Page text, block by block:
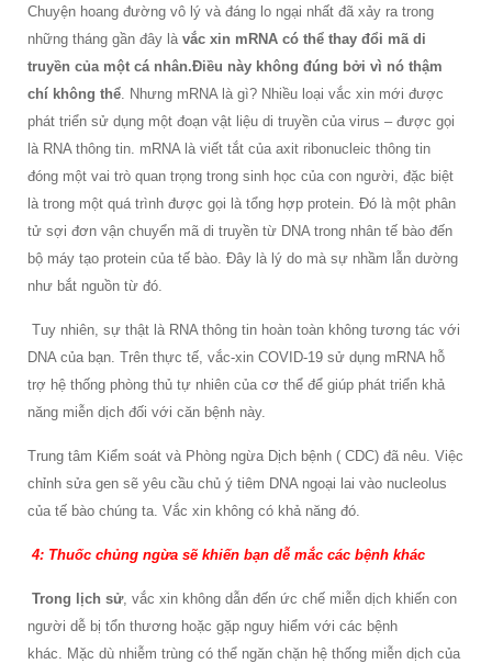
Chuyện hoang đường vô lý và đáng lo ngại nhất đã xảy ra trong
những tháng gần đây là vắc xin mRNA có thể thay đổi mã di
truyền của một cá nhân.Điều này không đúng bởi vì nó thậm
chí không thể . Nhưng mRNA là gì? Nhiều loại vắc xin mới được
phát triển sử dụng một đoạn vật liệu di truyền của virus – được gọi
là RNA thông tin. mRNA là viết tắt của axit ribonucleic thông tin
đóng một vai trò quan trọng trong sinh học của con người, đặc biệt
là trong một quá trình được gọi là tổng hợp protein. Đó là một phân
tử sợi đơn vận chuyển mã di truyền từ DNA trong nhân tế bào đến
bộ máy tạo protein của tế bào. Đây là lý do mà sự nhầm lẫn dường
như bắt nguồn từ đó.
Tuy nhiên, sự thật là RNA thông tin hoàn toàn không tương tác với
DNA của bạn. Trên thực tế, vắc-xin COVID-19 sử dụng mRNA hỗ
trợ hệ thống phòng thủ tự nhiên của cơ thể để giúp phát triển khả
năng miễn dịch đối với căn bệnh này.
Trung tâm Kiểm soát và Phòng ngừa Dịch bệnh ( CDC) đã nêu. Việc
chỉnh sửa gen sẽ yêu cầu chủ ý tiêm DNA ngoại lai vào nucleolus
của tế bào chúng ta. Vắc xin không có khả năng đó.
4: Thuốc chủng ngừa sẽ khiến bạn dễ mắc các bệnh khác
Trong lịch sử, vắc xin không dẫn đến ức chế miễn dịch khiến con
người dễ bị tổn thương hoặc gặp nguy hiểm với các bệnh
khác. Mặc dù nhiễm trùng có thể ngăn chặn hệ thống miễn dịch của